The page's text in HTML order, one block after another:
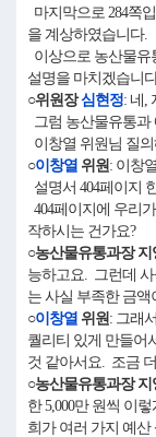
마지막으로 284쪽
을 계상하였습니다.
이상으로 농산물유
설명을 마치겠습니
○위원장심현정: 네,
그럼 농산물유통과
이창열 위원님 질
○이창열 위원: 이창
설명서 404페이지
404페이지에 우리
작하시는 건가요?
○농산물유통과장 지
능하고요. 그런데
는 사실 부족한 금
○이창열 위원: 그래
퀄리티 있게 만들어
것 같아서요. 조금
○농산물유통과장 지
한 5,000만 원씩 이
희가 여러 가지 예